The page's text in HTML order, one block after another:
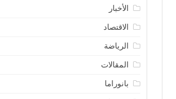
الأخبار
الاقتصاد
الرياضة
المقالات
بانوراما